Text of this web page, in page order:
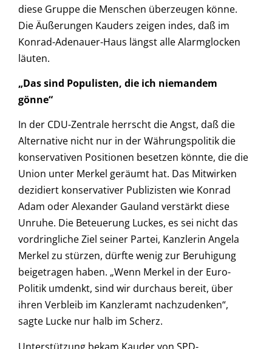
diese Gruppe die Menschen überzeugen könne.
Die Äußerungen Kauders zeigen indes, daß im
Konrad-Adenauer-Haus längst alle Alarmglocken
läuten.
„Das sind Populisten, die ich niemandem
gönne“
In der CDU-Zentrale herrscht die Angst, daß die
Alternative nicht nur in der Währungspolitik die
konservativen Positionen besetzen könnte, die die
Union unter Merkel geräumt hat. Das Mitwirken
dezidiert konservativer Publizisten wie Konrad
Adam oder Alexander Gauland verstärkt diese
Unruhe. Die Beteuerung Luckes, es sei nicht das
vordringliche Ziel seiner Partei, Kanzlerin Angela
Merkel zu stürzen, dürfte wenig zur Beruhigung
beigetragen haben. „Wenn Merkel in der Euro-
Politik umdenkt, sind wir durchaus bereit, über
ihren Verbleib im Kanzleramt nachzudenken“,
sagte Lucke nur halb im Scherz.